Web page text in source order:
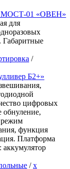
МОСТ-01 «ОВЕН»
для
Габаритные
/
Б2+»
цифровых
обнуление,
режим
функция
Платформа
/х